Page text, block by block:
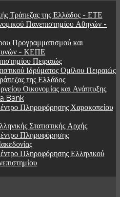
Τράπεζας της Ελλάδος - ΕΤΕ
Πανεπιστημίου Αθηνών -
Προγραμματισμού και
- ΚΕΠΕ
Πειραιώς
Ιδρύματος Ομίλου Πειραιώς
της Ελλάδος
Οικονομίας και Ανάπτυξης
Bank
Πληροφόρησης Χαροκοπείου
Στατιστικής Αρχής
Πληροφόρησης
Πληροφόρησης Ελληνικού